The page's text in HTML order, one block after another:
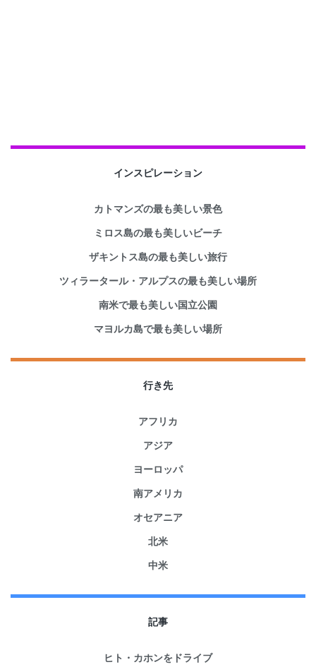
インスピレーション
カトマンズの最も美しい景色
ミロス島の最も美しいビーチ
ザキントス島の最も美しい旅行
ツィラータール・アルプスの最も美しい場所
南米で最も美しい国立公園
マヨルカ島で最も美しい場所
行き先
アフリカ
アジア
ヨーロッパ
南アメリカ
オセアニア
北米
中米
記事
ヒト・カホンをドライブ